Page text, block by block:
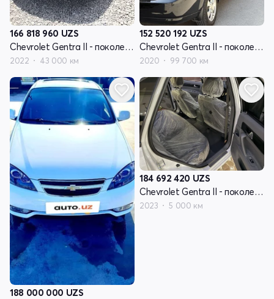
166 818 960 UZS
Chevrolet Gentra II - поколение
2022 43 000 км
152 520 192 UZS
Chevrolet Gentra II - поколение
2020 99 700 км
188 000 000 UZS
184 692 420 UZS
Chevrolet Gentra II - поколение
2023 5 000 км